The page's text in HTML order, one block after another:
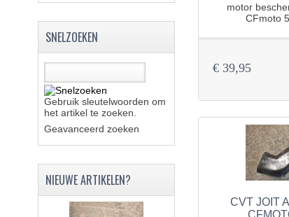
motor
CFmoto
€ 39,95
CVT JOIT
SNELZOEKEN
Gebruik sleutelwoorden om
het artikel te zoeken.
Geavanceerd zoeken
NIEUWE ARTIKELEN?